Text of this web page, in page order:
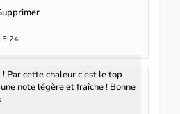
Par cette chaleur c'est le top
note légère et fraîche ! Bonne